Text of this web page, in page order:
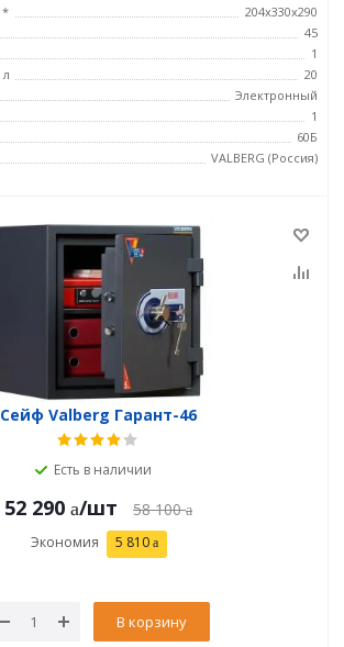
*
204x330x290
45
1
20
Электронный
1
60Б
VALBERG (Россия)
Сейф Valberg Гарант-46
Есть в наличии
52 290 /шт 58 100
Экономия 5 810
В корзину